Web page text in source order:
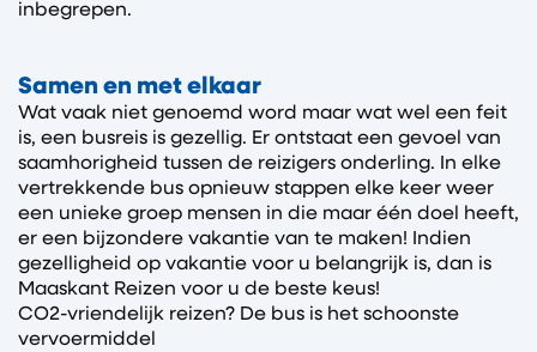
inbegrepen.
Samen en met elkaar
Wat vaak niet genoemd word maar wat wel een feit
is, een busreis is gezellig. Er ontstaat een gevoel van
saamhorigheid tussen de reizigers onderling. In elke
vertrekkende bus opnieuw stappen elke keer weer
een unieke groep mensen in die maar één doel heeft,
er een bijzondere vakantie van te maken! Indien
gezelligheid op vakantie voor u belangrijk is, dan is
Maaskant Reizen voor u de beste keus!
CO2-vriendelijk reizen? De bus is het schoonste
vervoermiddel